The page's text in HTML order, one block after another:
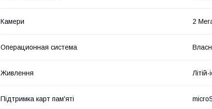
Камери 2
Операционная система
Живлення
Підтримка карт пам'яті